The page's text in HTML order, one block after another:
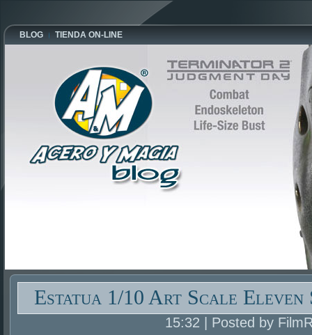
BLOG TIENDA ON-LINE
Estatua 1/10 Art Scale Eleven
15:32 | Posted by